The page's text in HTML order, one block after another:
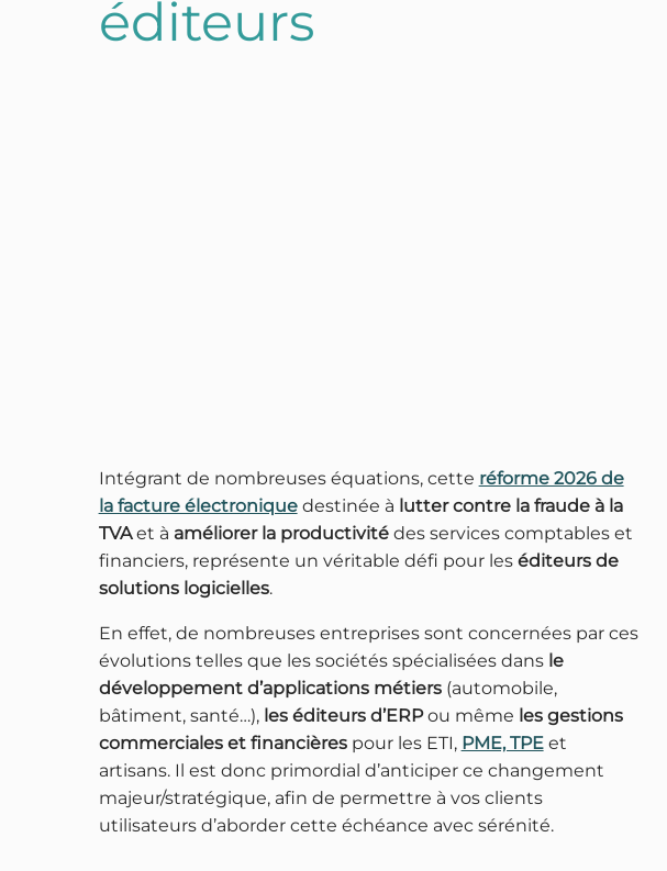
éditeurs
Intégrant de nombreuses équations, cette réforme 2026 de
la facture électroniquedestinée à lutter contre la fraude à la
TVAet à améliorer la productivitédes services comptables et
financiers, représente un véritable défi pour les éditeurs de
solutions logicielles.
En effet, de nombreuses entreprises sont concernées par ces
évolutions telles que les sociétés spécialisées dans le
développement d’applications métiers(automobile,
bâtiment, santé…), les éditeurs d’ERPou même les gestions
commerciales et financières pour les ETI, PME, TPEet
artisans. Il est donc primordial d’anticiper ce changement
majeur/stratégique, afin de permettre à vos clients
utilisateurs d’aborder cette échéance avec sérénité.